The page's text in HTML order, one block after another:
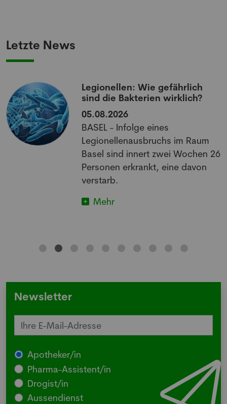
Letzte News
Legionellen: Wie gefährlich
sind die Bakterien wirklich?
05.08.2026
BASEL - Infolge eines
Legionellenausbruchs im Raum
Basel sind innert zwei Wochen 26
Personen erkrankt, eine davon
verstarb.
Mehr
Newsletter
Apotheker/in
Pharma-Assistent/in
Drogist/in
Aussendienst